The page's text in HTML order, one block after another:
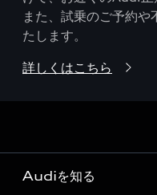
また、試乗のご予約
たします。
詳しくはこちら
Audiを知る